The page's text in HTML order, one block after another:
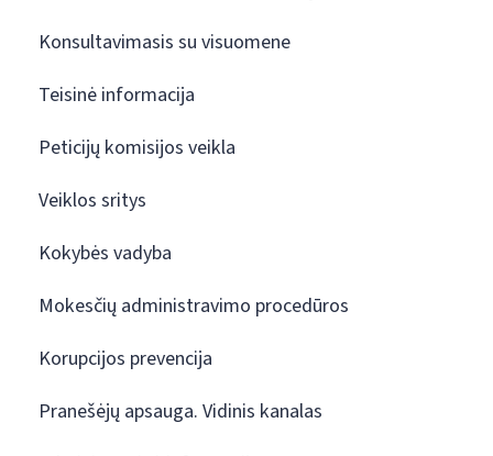
Konsultavimasis su visuomene
Teisinė informacija
Peticijų komisijos veikla
Veiklos sritys
Kokybės vadyba
Mokesčių administravimo procedūros
Korupcijos prevencija
Pranešėjų apsauga. Vidinis kanalas